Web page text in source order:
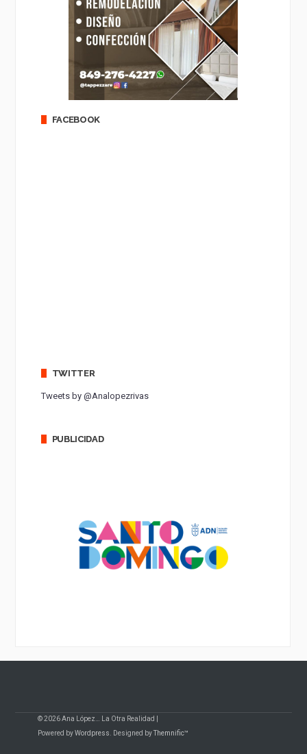
FACEBOOK
TWITTER
Tweets by @Analopezrivas
PUBLICIDAD
© 2026 Ana López… La Otra Realidad |
Powered byWordpress. Designed byThemnific™